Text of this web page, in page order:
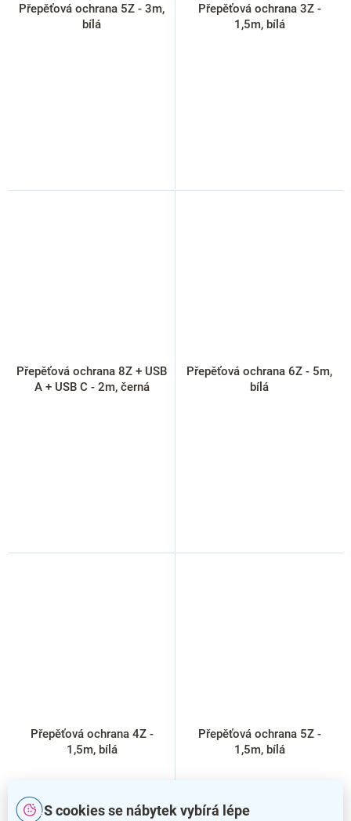
S cookies se nábytek vybírá lépe
Přepěťová ochrana 5Z - 3m,
bílá
Přepěťová ochrana 3Z -
1,5m, bílá
Přepěťová ochrana 8Z + USB
A + USB C - 2m, černá
Přepěťová ochrana 6Z - 5m,
bílá
Přepěťová ochrana 4Z -
1,5m, bílá
Přepěťová ochrana 5Z -
1,5m, bílá